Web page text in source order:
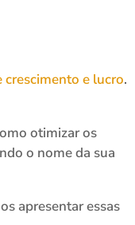
e lucro.
otimizar os
o nome da sua
apresentar essas